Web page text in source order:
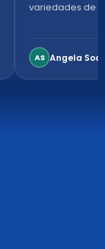
variedades de
AS Angela